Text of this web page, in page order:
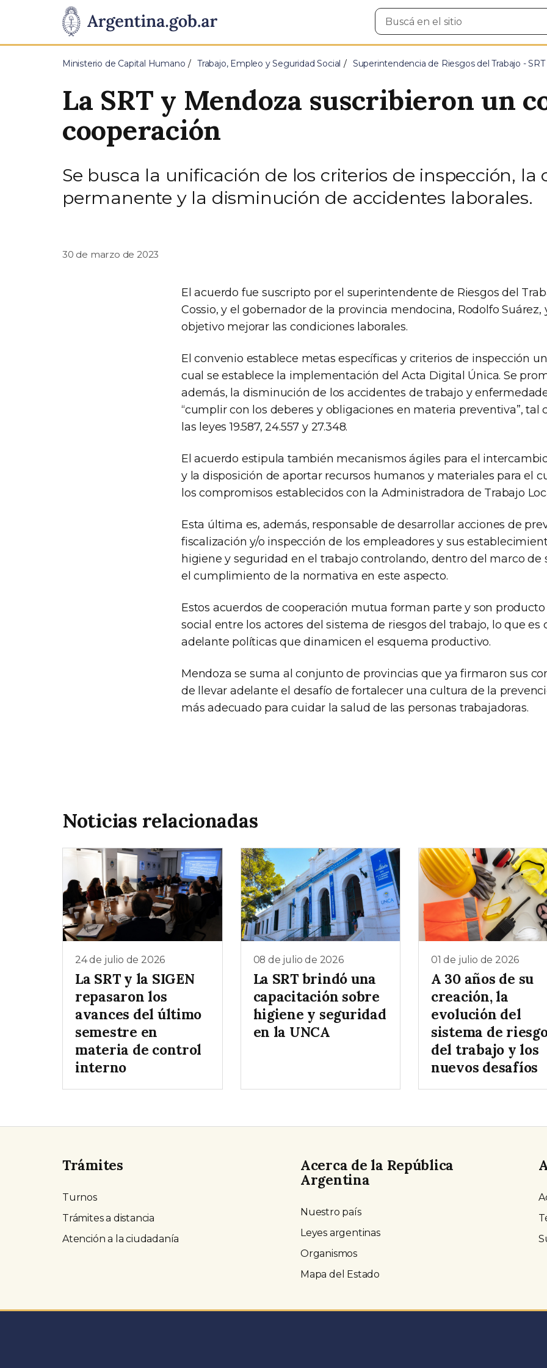
Presidencia
de
Pasar al contenido principal
Buscar
en
Ministerio de Capital Humano Trabajo, Empleo y Seguridad Social Superintendencia de Riesgos del Trabajo - SRT
La SRT y Mendoza suscribieron un
cooperación
Se busca la unificación de los criterios de inspección, la
permanente y la disminución de accidentes laborales.
30 de marzo de 2023
El acuerdo fue suscripto por el superintendente de Riesgos del
Cossio, y el gobernador de la provincia mendocina, Rodolfo Suárez,
objetivo mejorar las condiciones laborales.
El convenio establece metas específicas y criterios de inspección
cual se establece la implementación del Acta Digital Única. Se
además, la disminución de los accidentes de trabajo y
“cumplir con los deberes y obligaciones en materia preventiva”, tal
las leyes 19.587, 24.557 y 27.348.
El acuerdo estipula también mecanismos ágiles para el
y la disposición de aportar recursos humanos y materiales para el
los compromisos establecidos con la Administradora de Trabajo
Esta última es, además, responsable de desarrollar acciones de
fiscalización y/o inspección de los empleadores y sus
higiene y seguridad en el trabajo controlando, dentro del marco de
el cumplimiento de la normativa en este aspecto.
Estos acuerdos de cooperación mutua forman parte y son
social entre los actores del sistema de riesgos del trabajo, lo que es
adelante políticas que dinamicen el esquema productivo.
Mendoza se suma al conjunto de provincias que ya firmaron sus
de llevar adelante el desafío de fortalecer una cultura de la
más adecuado para cuidar la salud de las personas trabajadoras.
Noticias relacionadas
24 de julio de 2026
La SRT y la SIGEN
repasaron los
avances del último
semestre en
materia de control
interno
08 de julio de 2026
La SRT brindó una
capacitación sobre
higiene y seguridad
en la UNCA
01 de julio de 2026
A 30 años de su
creación, la
evolución del
sistema de
del trabajo y los
nuevos desafíos
Trámites
Turnos
Trámites a distancia
Atención a la ciudadanía
Acerca de la República
Argentina
Nuestro país
Leyes argentinas
Organismos
Mapa del Estado